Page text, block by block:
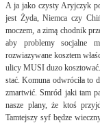
A ja jako czysty Aryjczyk
jest Żyda, Niemca czy
moczem, a zimą chodnik
aby problemy socjalne
rozwiazywane kosztem
ulicy MUSI duzo
stać. Komuna odwróciła to
zmartwić. Smród jaki tam
nasze plany, że ktoś
Tamtejszy syf będze